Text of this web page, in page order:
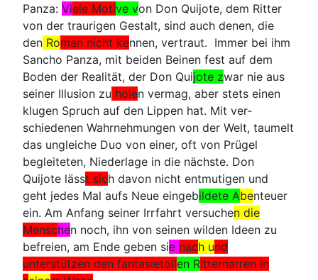
Panza: Viele Motive von Don Quijote, dem Ritter
von der traurigen Gestalt, sind auch denen, die
den Roman nicht kennen, vertraut. Immer bei ihm
Sancho Panza, mit beiden Beinen fest auf dem
Boden der Realität, der Don Quijote zwar nie aus
seiner Illusion zu holen vermag, aber stets einen
klugen Spruch auf den Lippen hat. Mit ver­
schiedenen Wahrnehmungen von der Welt, taumelt
das ungleiche Duo von einer, oft von Prügel
begleiteten, Niederlage in die nächste. Don
Quijote lässt sich davon nicht entmutigen und
geht jedes Mal aufs Neue eingebildete Abenteuer
ein. Am Anfang seiner Irrfahrt versuchen die
Menschen noch, ihn von seinen wilden Ideen zu
befreien, am Ende geben sie nach und
unterstützen den fantasietollen Ritternarren in